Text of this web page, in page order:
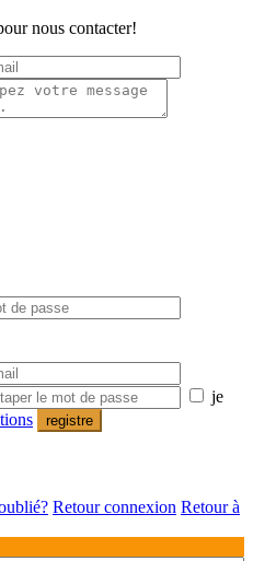
nous contacter!
je
registre
Retour connexion Retour à